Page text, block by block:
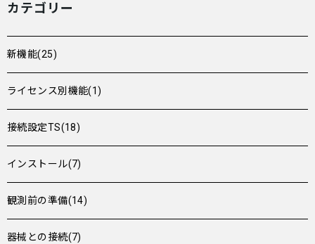
カテゴリー
新機能(25)
ライセンス別機能(1)
接続設定TS(18)
インストール(7)
観測前の準備(14)
器械との接続(7)